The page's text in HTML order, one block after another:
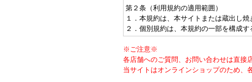
※ご注意※
各店舗へのご質問、お問い合わせは直接
当サイトはオンラインショップのため、